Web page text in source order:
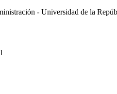
- Universidad de la